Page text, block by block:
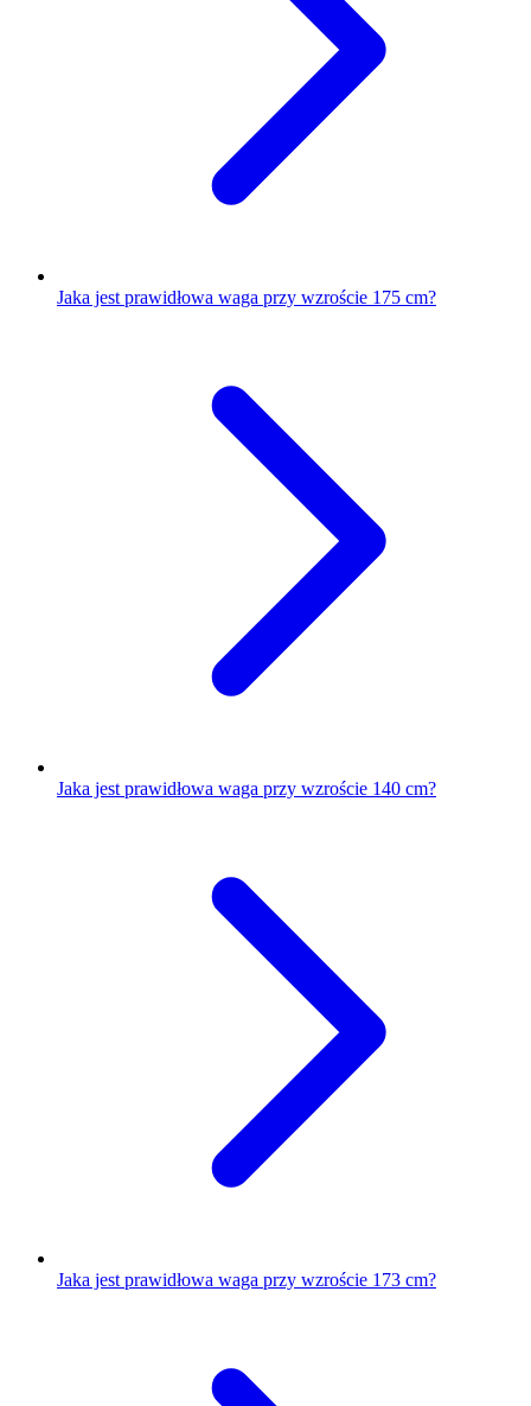
Jaka jest prawidłowa waga przy wzroście 175 cm?
Jaka jest prawidłowa waga przy wzroście 140 cm?
Jaka jest prawidłowa waga przy wzroście 173 cm?